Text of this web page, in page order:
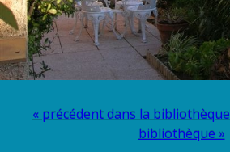
« précédent dans la bibliothèque
bibliothèque »